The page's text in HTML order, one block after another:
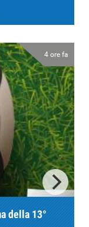
4 ore fa
della 13°